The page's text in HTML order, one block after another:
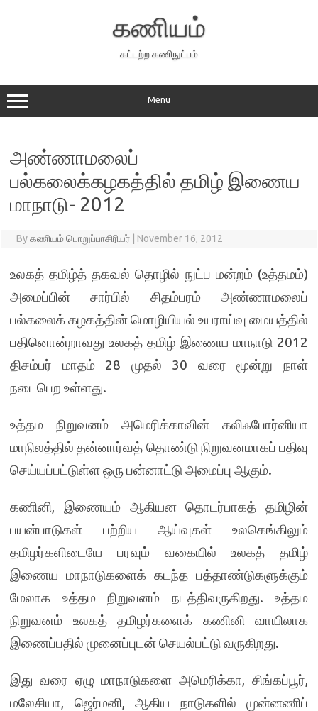
கணியம்
கட்டற்ற கணிநுட்பம்
Menu
அண்ணாமலைப்
பல்கலைக்கழகத்தில் தமிழ் இணைய
மாநாடு- 2012
Byகணியம் பொறுப்பாசிரியர் November 16, 2012
உலகத் தமிழ்த் தகவல் தொழில் நுட்ப மன்றம் (உத்தமம்)
அமைப்பின் சார்பில் சிதம்பரம் அண்ணாமலைப்
பல்கலைக் கழகத்தின் மொழியியல் உயராய்வு மையத்தில்
பதினொன்றாவது உலகத் தமிழ் இணைய மாநாடு 2012
திசம்பர் மாதம் 28 முதல் 30 வரை மூன்று நாள்
நடைபெற உள்ளது.
உத்தம நிறுவனம் அமெரிக்காவின் கலிஃபோர்னியா
மாநிலத்தில் தன்னார்வத் தொண்டு நிறுவனமாகப் பதிவு
செய்யப்பட்டுள்ள ஒரு பன்னாட்டு அமைப்பு ஆகும்.
கணினி, இணையம் ஆகியன தொடர்பாகத் தமிழின்
பயன்பாடுகள் பற்றிய ஆய்வுகள் உலகெங்கிலும்
தமிழர்களிடையே பரவும் வகையில் உலகத் தமிழ்
இணைய மாநாடுகளைக் கடந்த பத்தாண்டுகளுக்கும்
மேலாக உத்தம நிறுவனம் நடத்திவருகிறது. உத்தம
நிறுவனம் உலகத் தமிழர்களைக் கணினி வாயிலாக
இணைப்பதில் முனைப்புடன் செயல்பட்டு வருகிறது.
இது வரை ஏழு மாநாடுகளை அமெரிக்கா, சிங்கப்பூர்,
மலேசியா, ஜெர்மனி, ஆகிய நாடுகளில் முன்னணிப்